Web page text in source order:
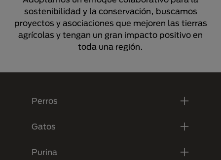
sostenibilidad y la conservación, buscamos
proyectos y asociaciones que mejoren las tierras
agrícolas y tengan un gran impacto positivo en
toda una región.
Perros
Gatos
Purina